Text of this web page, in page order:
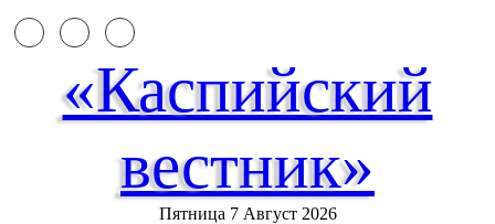
«Каспийский
вестник»
Пятница 7 Август 2026